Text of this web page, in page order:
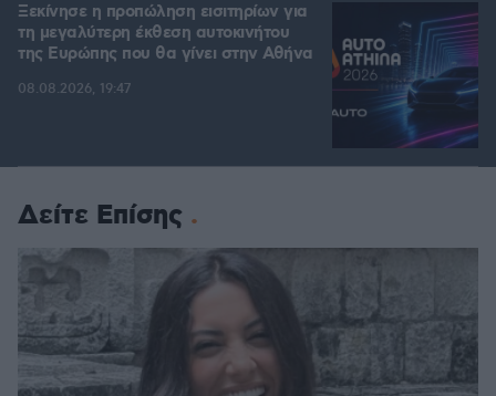
Ξεκίνησε η προπώληση εισιτηρίων για
τη μεγαλύτερη έκθεση αυτοκινήτου
της Ευρώπης που θα γίνει στην Αθήνα
08.08.2026, 19:47
Δείτε Επίσης